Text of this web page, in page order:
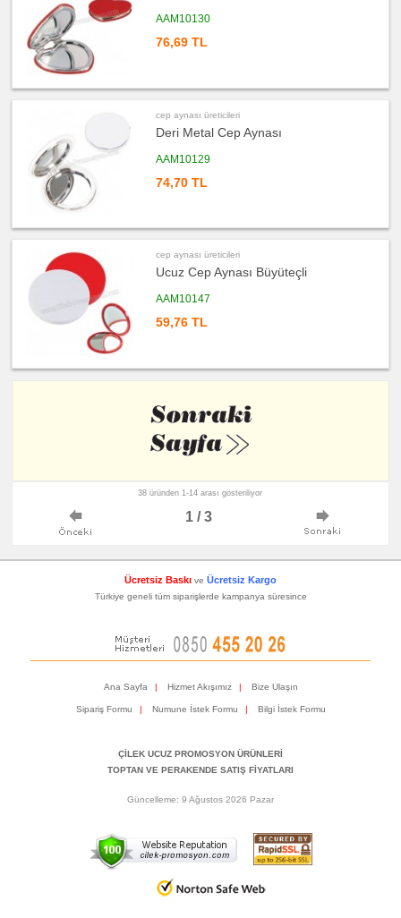
AAM10130
76,69 TL
cep aynası üreticileri
Deri Metal Cep Aynası
AAM10129
74,70 TL
cep aynası üreticileri
Ucuz Cep Aynası Büyüteçli
AAM10147
59,76 TL
38 üründen 1-14 arası gösteriliyor
1 / 3
Ücretsiz Baskı ve Ücretsiz Kargo
Türkiye geneli tüm siparişlerde kampanya süresince
Ana Sayfa | Hizmet Akışımız | Bize Ulaşın
Sipariş Formu | Numune İstek Formu | Bilgi İstek Formu
ÇİLEK UCUZ PROMOSYON ÜRÜNLERİ
TOPTAN VE PERAKENDE SATIŞ FİYATLARI
Güncelleme: 9 Ağustos 2026 Pazar